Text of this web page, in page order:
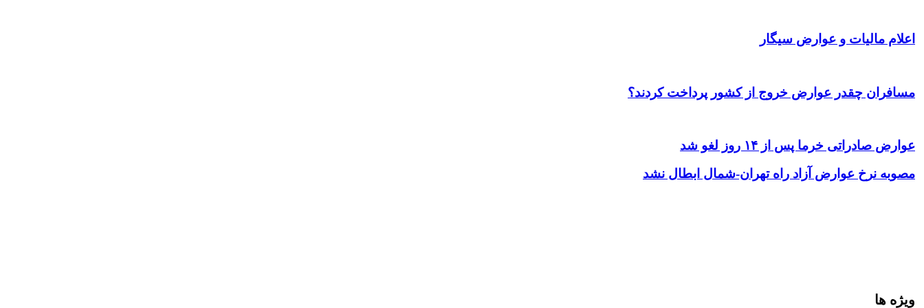
اعلام مالیات و عوارض سیگار
مسافران چقدر عوارض خروج از کشور پرداخت کردند؟
عوارض صادراتی خرما پس از ۱۴ روز لغو شد
مصوبه نرخ عوارض آزاد راه تهران-شمال ابطال نشد
ویژه ها